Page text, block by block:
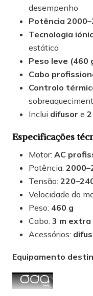
desempenho
Potência
Tecnologia
estática
Peso leve (460
Cabo
Controlo
Inclui difusor e
Especificações
Motor: AC
Potência:
Tensão:
Velocidade do
Peso: 460 g
Cabo: 3 m extra
Acessórios:
Equipamento